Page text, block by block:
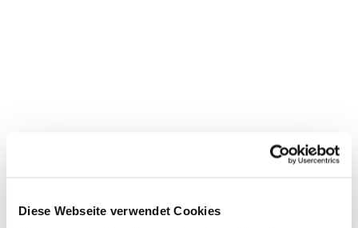
Diese Webseite verwendet Cookies